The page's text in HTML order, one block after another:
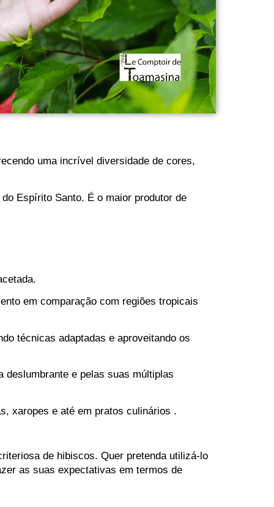
uma incrível diversidade de cores,
Espírito Santo. É o maior produtor de
em comparação com regiões tropicais
técnicas adaptadas e aproveitando os
e pelas suas múltiplas
xaropes e até em pratos culinários .
de hibiscos. Quer pretenda utilizá-lo
as suas expectativas em termos de